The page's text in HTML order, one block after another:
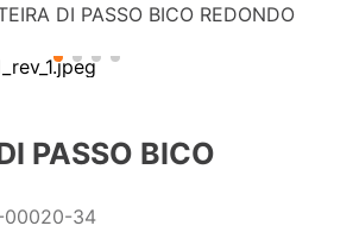
DI PASSO BICO REDONDO
PASSO BICO
00020-34